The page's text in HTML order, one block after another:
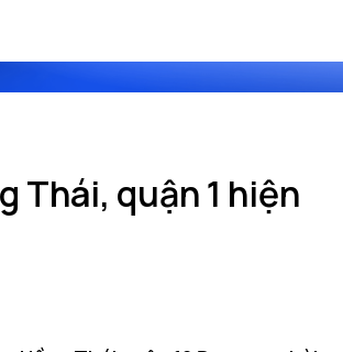
Thái, quận 1 hiện